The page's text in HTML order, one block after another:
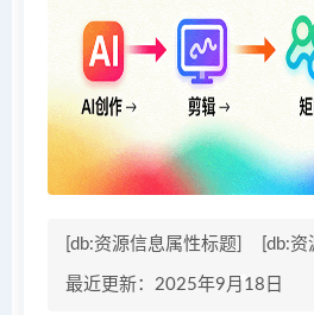
[db:资源信息属性标题] [db:
最近更新：2025年9月18日